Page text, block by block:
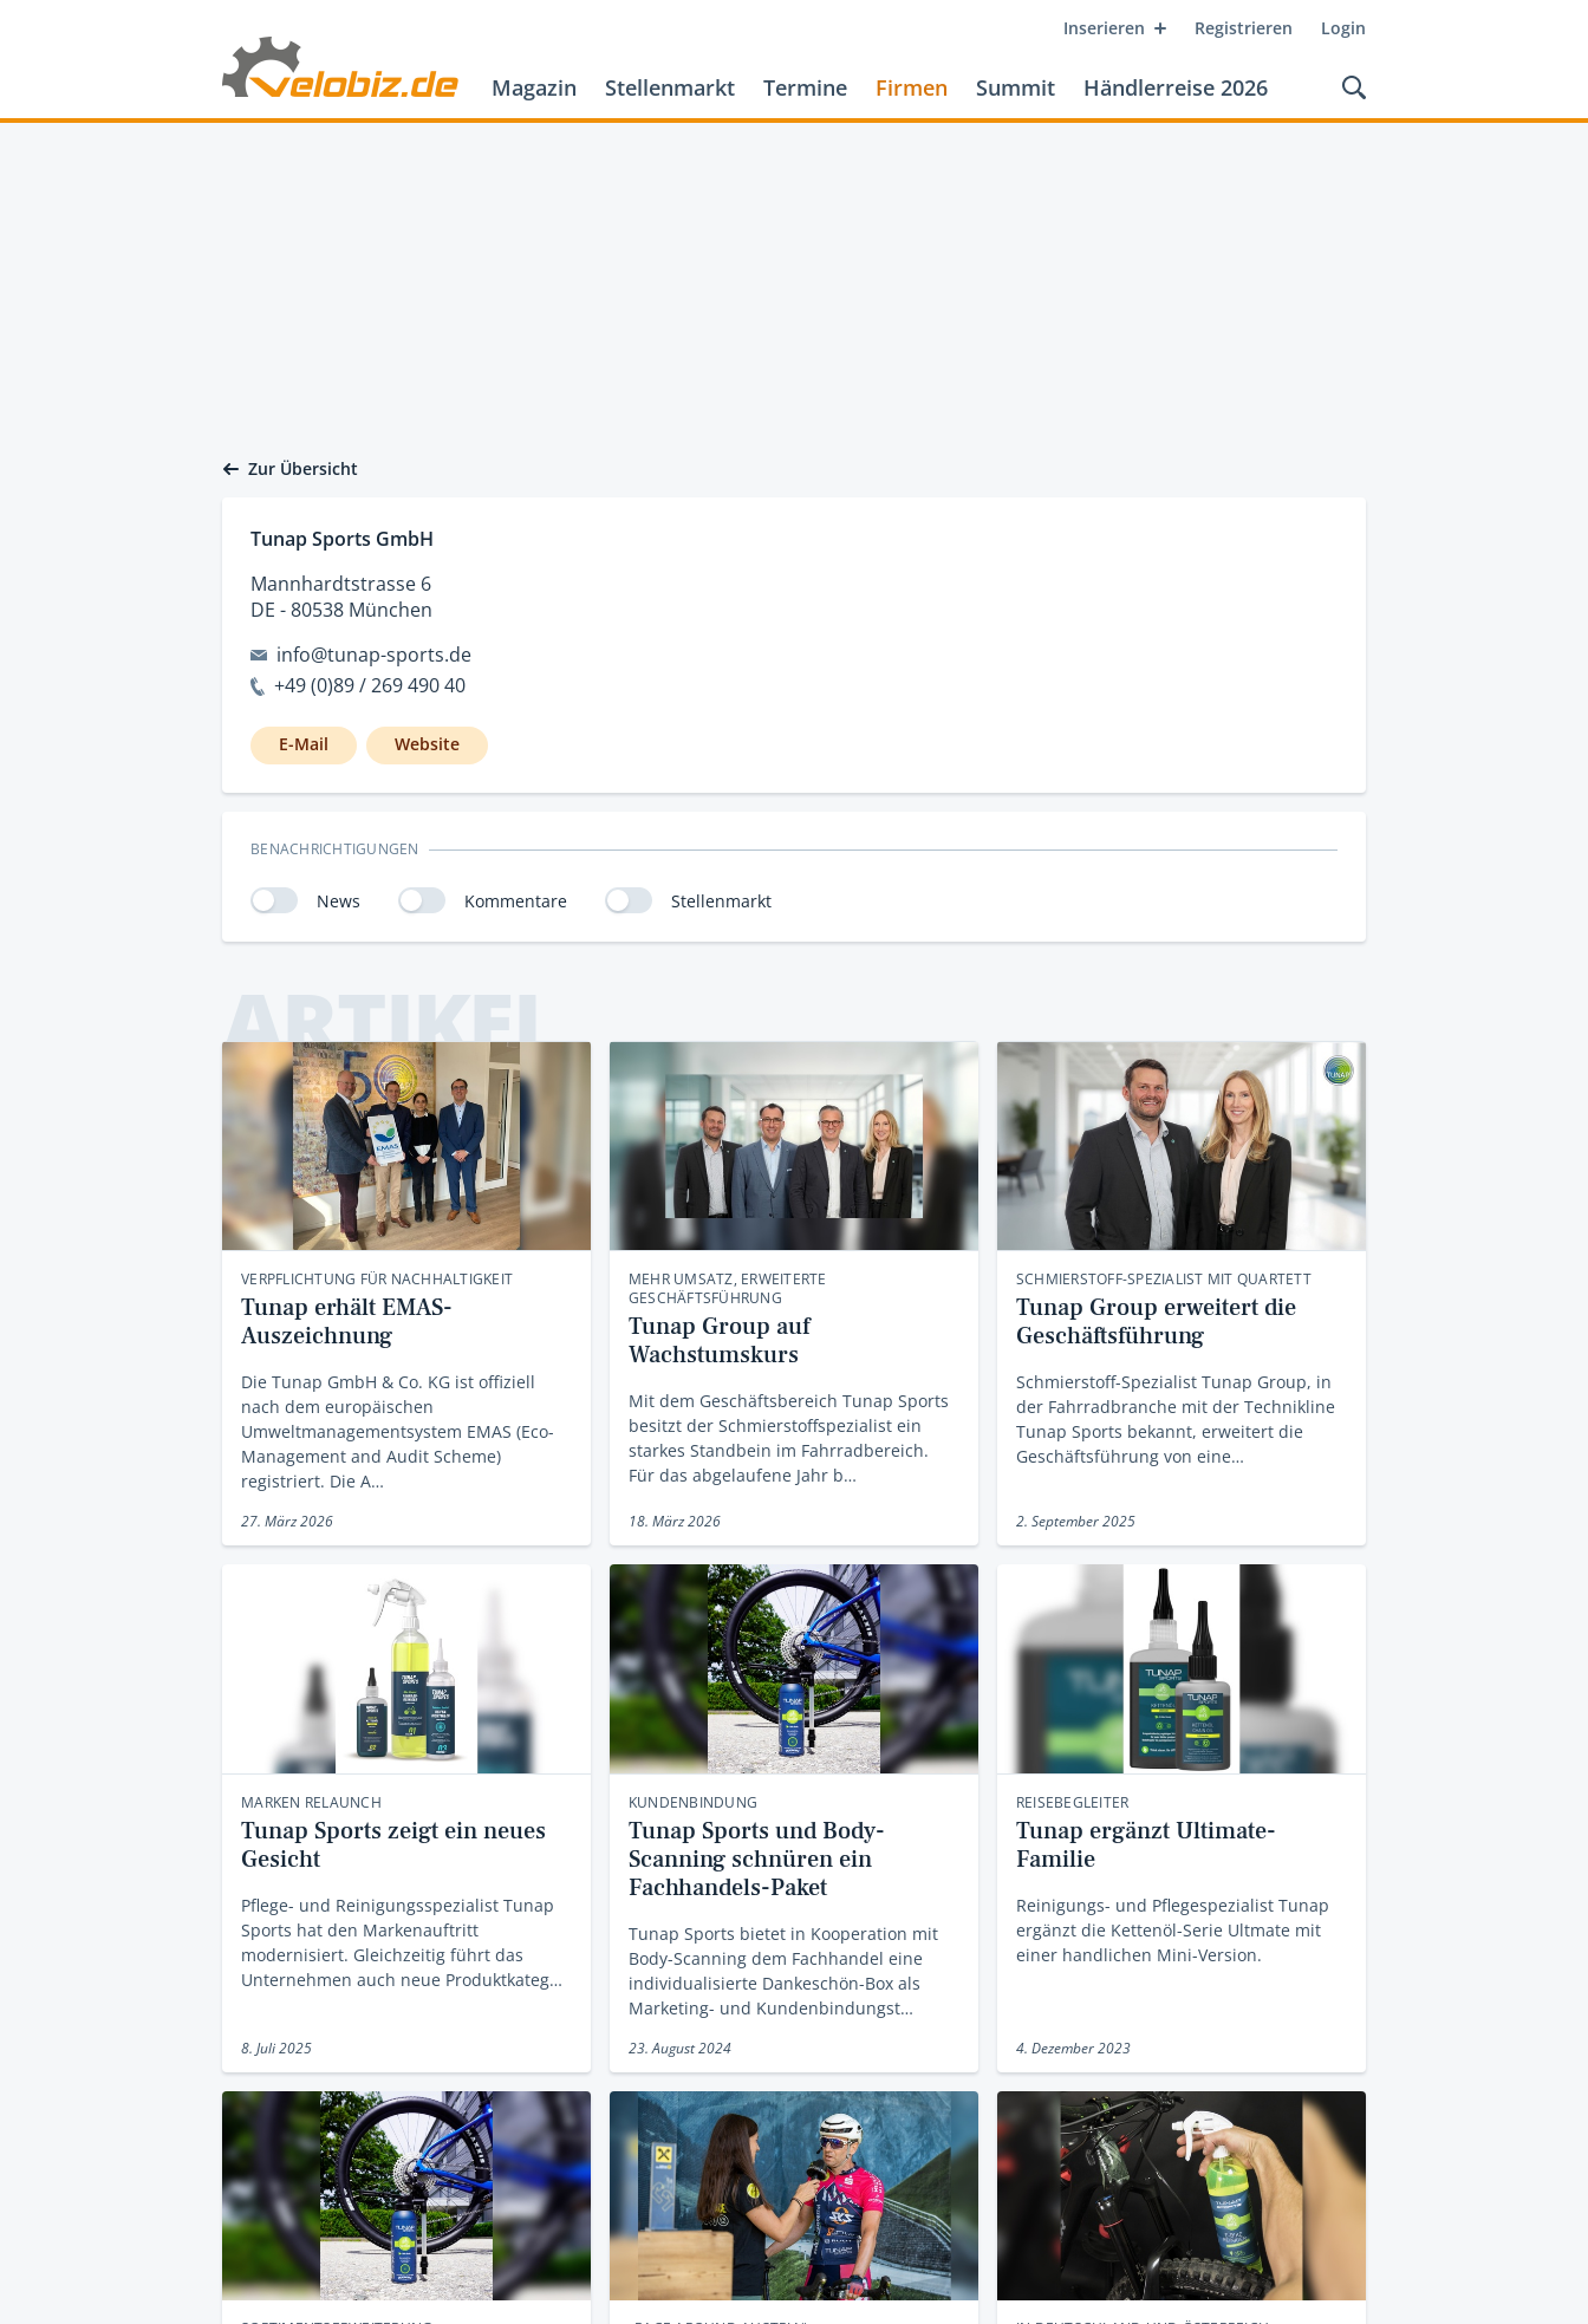
Inserieren Registrieren Login
Magazin Stellenmarkt Termine Firmen Summit Händlerreise 2026
Zur Übersicht
Tunap Sports GmbH
Mannhardtstrasse 6
DE - 80538 München
info@tunap-sports.de
+49 (0)89 / 269 490 40
E-Mail Website
BENACHRICHTIGUNGEN
News Kommentare Stellenmarkt
ARTIKEL
VERPFLICHTUNG FÜR NACHHALTIGKEIT
Tunap erhält EMAS-
Auszeichnung
Die Tunap GmbH & Co. KG ist offiziell
nach dem europäischen
Umweltmanagementsystem EMAS (Eco-
Management and Audit Scheme)
registriert. Die A…
27. März 2026
MEHR UMSATZ, ERWEITERTE
GESCHÄFTSFÜHRUNG
Tunap Group auf
Wachstumskurs
Mit dem Geschäftsbereich Tunap Sports
besitzt der Schmierstoffspezialist ein
starkes Standbein im Fahrradbereich.
Für das abgelaufene Jahr b…
18. März 2026
SCHMIERSTOFF-SPEZIALIST MIT QUARTETT
Tunap Group erweitert die
Geschäftsführung
Schmierstoff-Spezialist Tunap Group, in
der Fahrradbranche mit der Technikline
Tunap Sports bekannt, erweitert die
Geschäftsführung von eine…
2. September 2025
MARKEN RELAUNCH
Tunap Sports zeigt ein neues
Gesicht
Pflege- und Reinigungsspezialist Tunap
Sports hat den Markenauftritt
modernisiert. Gleichzeitig führt das
Unternehmen auch neue Produktkateg…
8. Juli 2025
KUNDENBINDUNG
Tunap Sports und Body-
Scanning schnüren ein
Fachhandels-Paket
Tunap Sports bietet in Kooperation mit
Body-Scanning dem Fachhandel eine
individualisierte Dankeschön-Box als
Marketing- und Kundenbindungst…
23. August 2024
REISEBEGLEITER
Tunap ergänzt Ultimate-
Familie
Reinigungs- und Pflegespezialist Tunap
ergänzt die Kettenöl-Serie Ultmate mit
einer handlichen Mini-Version.
4. Dezember 2023